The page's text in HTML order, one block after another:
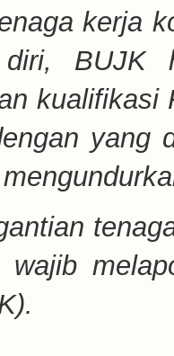
kerja
diri, BUJK
kualifikasi
yang